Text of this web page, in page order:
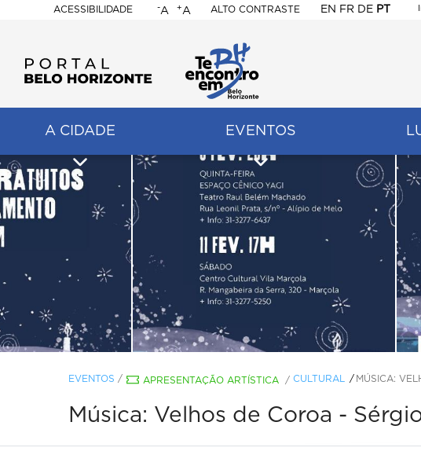
ACESSIBILIDADE
BELO
HORIZONTE
-A +A ALTO CONTRASTE EN FR DE PT
A CIDADE EVENTOS
EVENTOS / APRESENTAÇÃO ARTÍSTICA / CULTURAL MÚSICA:
Música: Velhos de Coroa -